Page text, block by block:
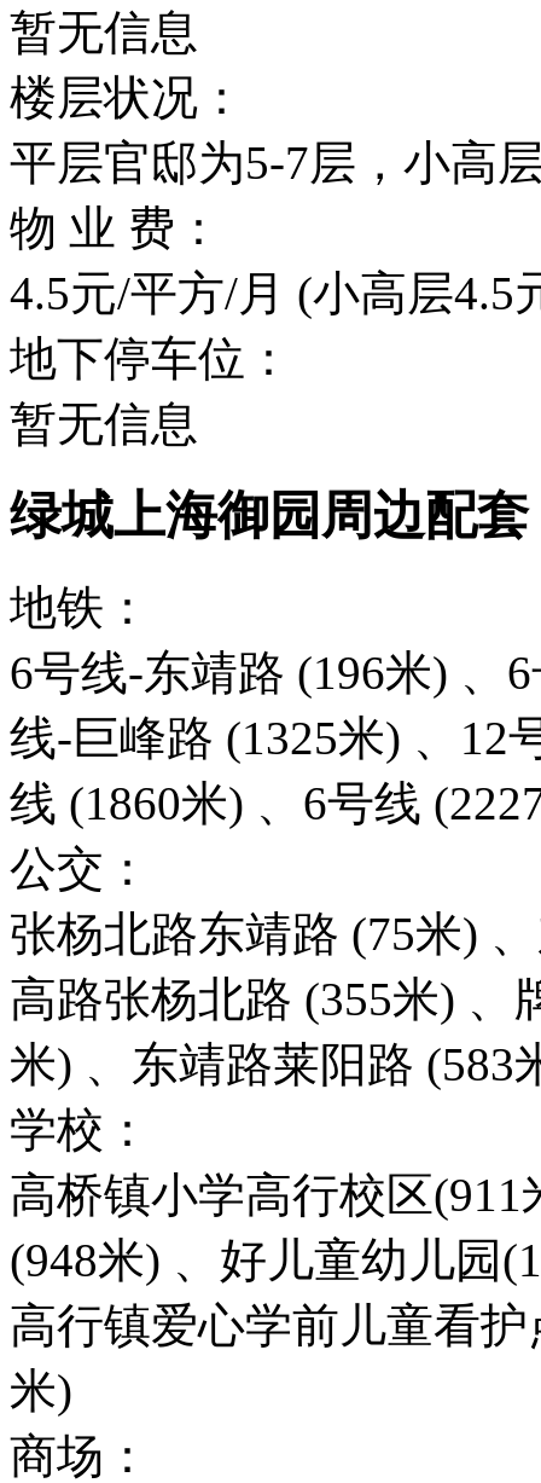
暂无信息
楼层状况：
平层官邸为5-7层，小高
物 业 费：
4.5元/平方/月 (小高层4.5
地下停车位：
暂无信息
绿城上海御园周边配套
地铁：
6号线-东靖路 (196米) 、
线-巨峰路 (1325米) 、12
线 (1860米) 、6号线
公交：
张杨北路东靖路 (75米)
高路张杨北路 (355米) 、
米) 、东靖路莱阳路 (583
学校：
高桥镇小学高行校区
(948米) 、好儿童幼儿园
高行镇爱心学前儿童看
米)
商场：